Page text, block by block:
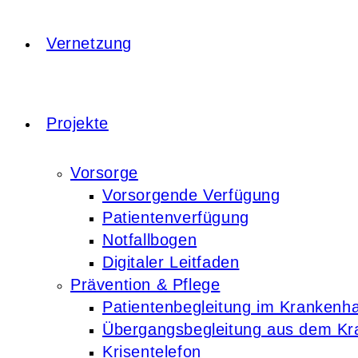
Vernetzung
Projekte
Vorsorge
Vorsorgende Verfügung
Patientenverfügung
Notfallbogen
Digitaler Leitfaden
Prävention & Pflege
Patientenbegleitung im
Übergangsbegleitung aus dem
Krisentelefon